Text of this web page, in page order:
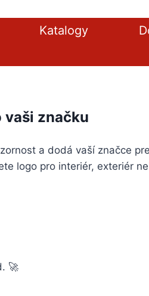
Katalogy
vaši značku
a dodá vaší značce
logo pro interiér, exteriér
🚀